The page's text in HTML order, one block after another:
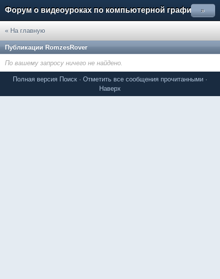
Форум о видеоуроках по компьютерной графике »
« На главную
Публикации RomzesRover
По вашему запросу ничего не найдено.
Полная версия Поиск · Отметить все сообщения прочитанными ·
Наверх